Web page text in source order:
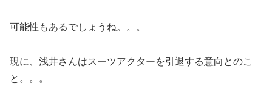
可能性もあるでしょうね。。。
現に、浅井さんはスーツアクターを引退する意向とのこ
と。。。